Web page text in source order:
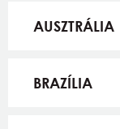
AUSZTRÁLIA
BRAZÍLIA